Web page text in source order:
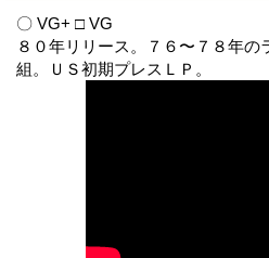
〇 VG+ □ VG
８０年リリース。７６〜７８年の
組。ＵＳ初期プレスＬＰ。